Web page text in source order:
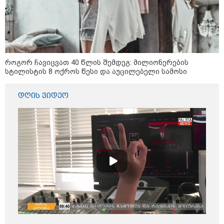
"ყოველთვის ჩემზე უკეთესს
მხდიდი - შენი ავადმყოფობითაც
კი აგრძელებ ამის გაკეთებას" -
თეონა კონტრიძე მეუღლეს
დააკავა - შსს ინფორმაციას
ავრცელებს
პოლიტიკა
როგორ ჩავიცვათ 40 წლის შემდეგ: მილიონერების
სტილისტის 8 ოქროს წესი და აუცილებელი სამოსი
დღის ვიდეო